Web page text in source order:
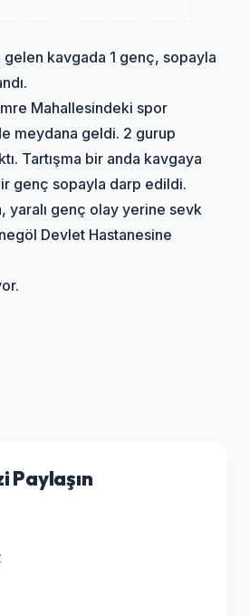
kavgada 1 genç, sopayla
Mahallesindeki spor
meydana geldi. 2 gurup
Tartışma bir anda kavgaya
genç sopayla darp edildi.
yaralı genç olay yerine sevk
Devlet Hastanesine
Paylaşın